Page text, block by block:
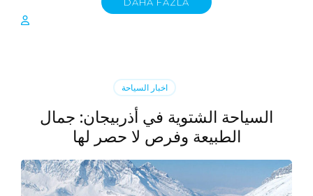
اخبار السياحة
السياحة الشتوية في أذربيجان: جمال
الطبيعة وفرص لا حصر لها